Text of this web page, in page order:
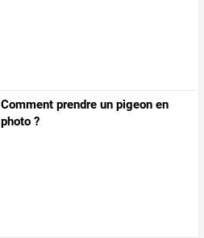
Comment prendre un pigeon en
photo ?